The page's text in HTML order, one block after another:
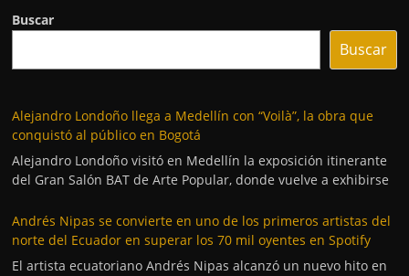
Buscar
Buscar
Alejandro Londoño llega a Medellín con “Voilà”, la obra que
conquistó al público en Bogotá
Alejandro Londoño visitó en Medellín la exposición itinerante
del Gran Salón BAT de Arte Popular, donde vuelve a exhibirse
Andrés Nipas se convierte en uno de los primeros artistas del
norte del Ecuador en superar los 70 mil oyentes en Spotify
El artista ecuatoriano Andrés Nipas alcanzó un nuevo hito en